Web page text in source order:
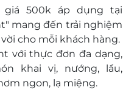
giá 500k áp dụng tại
mang đến trải nghiệm
cho mỗi khách hàng.
với thực đơn đa dạng,
khai vị, nướng, lẩu,
ngon, lạ miệng.